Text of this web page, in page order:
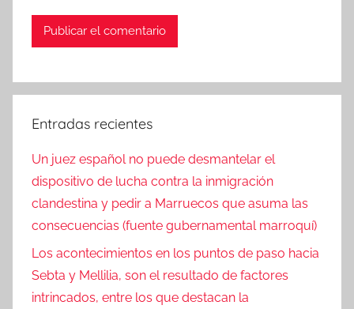
Entradas recientes
Un juez español no puede desmantelar el
dispositivo de lucha contra la inmigración
clandestina y pedir a Marruecos que asuma las
consecuencias (fuente gubernamental marroquí)
Los acontecimientos en los puntos de paso hacia
Sebta y Mellilia, son el resultado de factores
intrincados, entre los que destacan la